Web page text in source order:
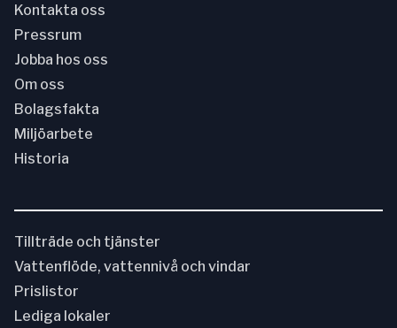
Kontakta oss
Pressrum
Jobba hos oss
Om oss
Bolagsfakta
Miljöarbete
Historia
Tillträde och tjänster
Vattenflöde, vattennivå och vindar
Prislistor
Lediga lokaler